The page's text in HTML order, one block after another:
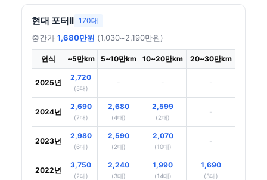
현대 포터II 170대
중간가 1,680만원 (1,030~2,190만원)
연식 ~5만km 5~10만km 10~20만km 20~30만km
2025년
2,720
(5대)
- - -
2024년
2,690
(7대)
2,680
(4대)
2,599
(2대)
-
2023년
2,980
(6대)
2,590
(2대)
2,070
(10대)
-
2022년
3,750
(2대)
2,240
(3대)
1,990
(14대)
1,690
(3대)